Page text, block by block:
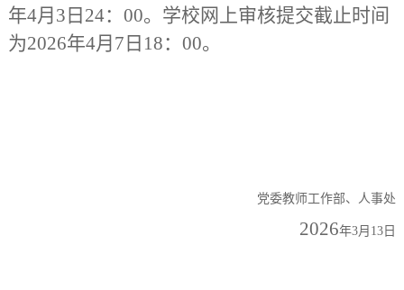
年4月 3 日 24：00。学校网上审核提交截止时间
为2026年4月 7 日 18：00。
党委教师工作部、人事处
2026年3月 13 日